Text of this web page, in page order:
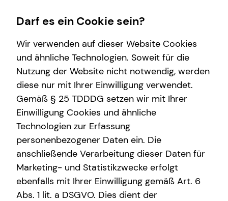
Wissenswertes
Interview
Über tecis
Service
Kundenportal
Schadenabwicklung
Finanzberatung
Videoberatung
Spezialisten-Netzwerk
Private Krankenvorsorge
Immobilienfinanzierung
Betriebliche Altersvorsorge
Darf es ein Cookie sein?
Wir verwenden auf dieser Website Cookies
und ähnliche Technologien. Soweit für die
Nutzung der Website nicht notwendig, werden
diese nur mit Ihrer Einwilligung verwendet.
Gemäß § 25 TDDDG setzen wir mit Ihrer
Einwilligung Cookies und ähnliche
Technologien zur Erfassung
personenbezogener Daten ein. Die
anschließende Verarbeitung dieser Daten für
Marketing- und Statistikzwecke erfolgt
ebenfalls mit Ihrer Einwilligung gemäß Art. 6
Abs. 1 lit. a DSGVO. Dies dient der